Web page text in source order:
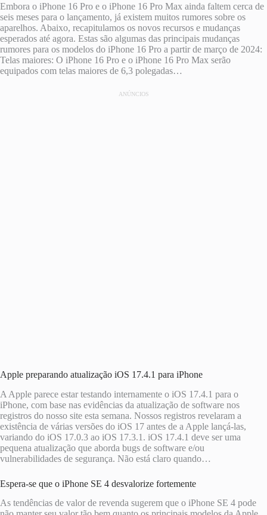
Embora o iPhone 16 Pro e o iPhone 16 Pro Max ainda faltem cerca de
seis meses para o lançamento, já existem muitos rumores sobre os
aparelhos. Abaixo, recapitulamos os novos recursos e mudanças
esperados até agora. Estas são algumas das principais mudanças
rumores para os modelos do iPhone 16 Pro a partir de março de 2024:
Telas maiores: O iPhone 16 Pro e o iPhone 16 Pro Max serão
equipados com telas maiores de 6,3 polegadas…
ANÚNCIOS
Apple preparando atualização iOS 17.4.1 para iPhone
A Apple parece estar testando internamente o iOS 17.4.1 para o
iPhone, com base nas evidências da atualização de software nos
registros do nosso site esta semana. Nossos registros revelaram a
existência de várias versões do iOS 17 antes de a Apple lançá-las,
variando do iOS 17.0.3 ao iOS 17.3.1. iOS 17.4.1 deve ser uma
pequena atualização que aborda bugs de software e/ou
vulnerabilidades de segurança. Não está claro quando…
Espera-se que o iPhone SE 4 desvalorize fortemente
As tendências de valor de revenda sugerem que o iPhone SE 4 pode